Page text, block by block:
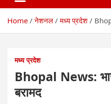
Home नेशनल मध्य प्रदेश
मध्य प्रदेश
Bhopal News:
बरामद